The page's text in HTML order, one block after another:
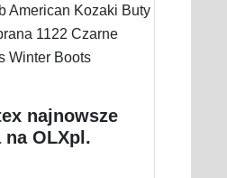
najnowsze
na OLXpl.